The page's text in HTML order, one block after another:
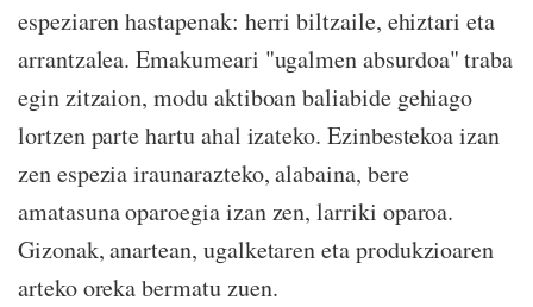
espeziaren hastapenak: herri biltzaile, ehiztari eta
arrantzalea. Emakumeari "ugalmen absurdoa" traba
egin zitzaion, modu aktiboan baliabide gehiago
lortzen parte hartu ahal izateko. Ezinbestekoa izan
zen espezia iraunarazteko, alabaina, bere
amatasuna oparoegia izan zen, larriki oparoa.
Gizonak, anartean, ugalketaren eta produkzioaren
arteko oreka bermatu zuen.